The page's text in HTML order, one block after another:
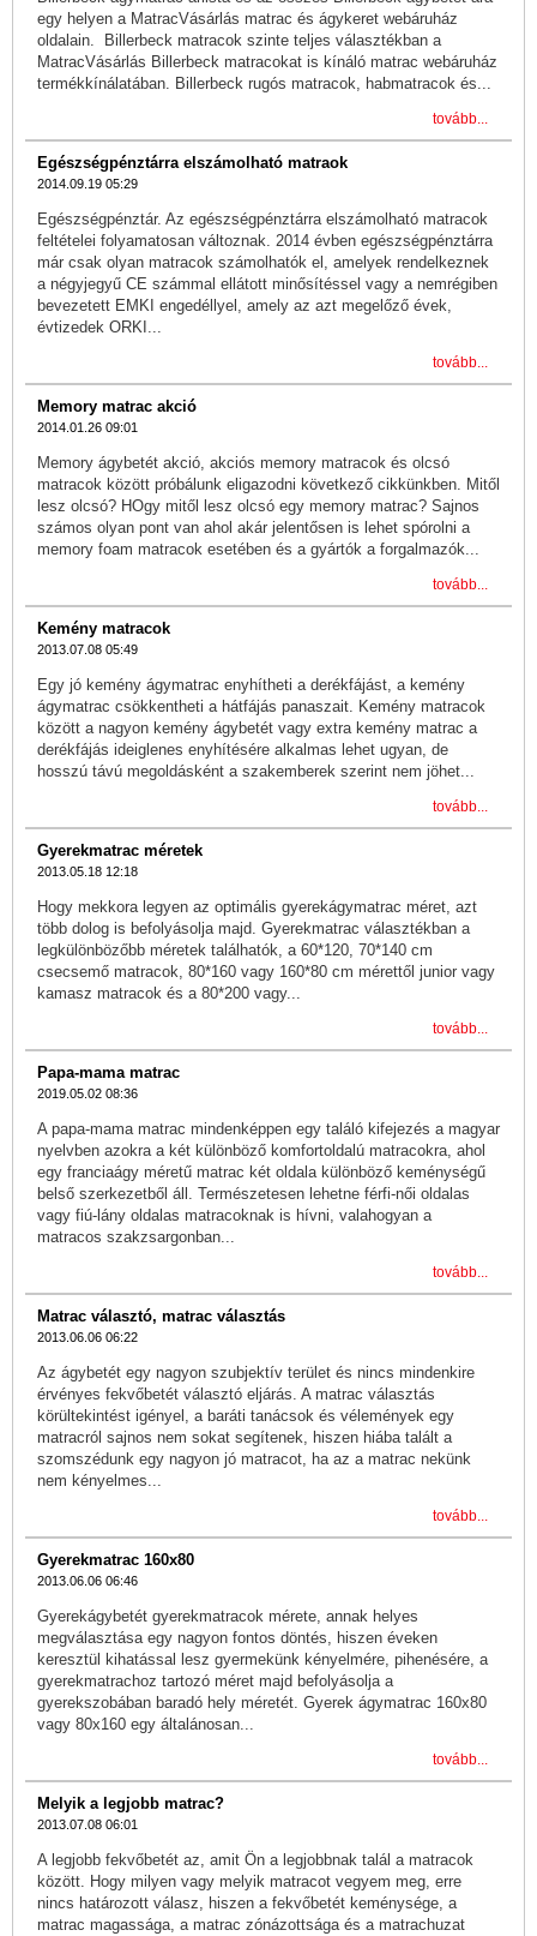
egy helyen a MatracVásárlás matrac és ágykeret webáruház
oldalain. Billerbeck matracok szinte teljes választékban a
MatracVásárlás Billerbeck matracokat is kínáló matrac webáruház
termékkínálatában. Billerbeck rugós matracok, habmatracok és...
tovább...
Egészségpénztárra elszámolható matraok
2014.09.19 05:29
Egészségpénztár. Az egészségpénztárra elszámolható matracok
feltételei folyamatosan változnak. 2014 évben egészségpénztárra
már csak olyan matracok számolhatók el, amelyek rendelkeznek
a négyjegyű CE számmal ellátott minősítéssel vagy a nemrégiben
bevezetett EMKI engedéllyel, amely az azt megelőző évek,
évtizedek ORKI...
tovább...
Memory matrac akció
2014.01.26 09:01
Memory ágybetét akció, akciós memory matracok és olcsó
matracok között próbálunk eligazodni következő cikkünkben. Mitől
lesz olcsó? HOgy mitől lesz olcsó egy memory matrac? Sajnos
számos olyan pont van ahol akár jelentősen is lehet spórolni a
memory foam matracok esetében és a gyártók a forgalmazók...
tovább...
Kemény matracok
2013.07.08 05:49
Egy jó kemény ágymatrac enyhítheti a derékfájást, a kemény
ágymatrac csökkentheti a hátfájás panaszait. Kemény matracok
között a nagyon kemény ágybetét vagy extra kemény matrac a
derékfájás ideiglenes enyhítésére alkalmas lehet ugyan, de
hosszú távú megoldásként a szakemberek szerint nem jöhet...
tovább...
Gyerekmatrac méretek
2013.05.18 12:18
Hogy mekkora legyen az optimális gyerekágymatrac méret, azt
több dolog is befolyásolja majd. Gyerekmatrac választékban a
legkülönbözőbb méretek találhatók, a 60*120, 70*140 cm
csecsemő matracok, 80*160 vagy 160*80 cm mérettől junior vagy
kamasz matracok és a 80*200 vagy...
tovább...
Papa-mama matrac
2019.05.02 08:36
A papa-mama matrac mindenképpen egy találó kifejezés a magyar
nyelvben azokra a két különböző komfortoldalú matracokra, ahol
egy franciaágy méretű matrac két oldala különböző keménységű
belső szerkezetből áll. Természetesen lehetne férfi-női oldalas
vagy fiú-lány oldalas matracoknak is hívni, valahogyan a
matracos szakzsargonban...
tovább...
Matrac választó, matrac választás
2013.06.06 06:22
Az ágybetét egy nagyon szubjektív terület és nincs mindenkire
érvényes fekvőbetét választó eljárás. A matrac választás
körültekintést igényel, a baráti tanácsok és vélemények egy
matracról sajnos nem sokat segítenek, hiszen hiába talált a
szomszédunk egy nagyon jó matracot, ha az a matrac nekünk
nem kényelmes...
tovább...
Gyerekmatrac 160x80
2013.06.06 06:46
Gyerekágybetét gyerekmatracok mérete, annak helyes
megválasztása egy nagyon fontos döntés, hiszen éveken
keresztül kihatással lesz gyermekünk kényelmére, pihenésére, a
gyerekmatrachoz tartozó méret majd befolyásolja a
gyerekszobában baradó hely méretét. Gyerek ágymatrac 160x80
vagy 80x160 egy általánosan...
tovább...
Melyik a legjobb matrac?
2013.07.08 06:01
A legjobb fekvőbetét az, amit Ön a legjobbnak talál a matracok
között. Hogy milyen vagy melyik matracot vegyem meg, erre
nincs határozott válasz, hiszen a fekvőbetét keménysége, a
matrac magassága, a matrac zónázottsága és a matrachuzat